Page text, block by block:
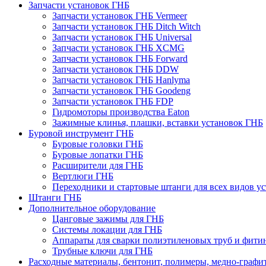
Запчасти установок ГНБ
Запчасти установок ГНБ Vermeer
Запчасти установок ГНБ Ditch Witch
Запчасти установок ГНБ Universal
Запчасти установок ГНБ XCMG
Запчасти установок ГНБ Forward
Запчасти установок ГНБ DDW
Запчасти установок ГНБ Hanlyma
Запчасти установок ГНБ Goodeng
Запчасти установок ГНБ FDP
Гидромоторы производства Eaton
Зажимные клинья, плашки, вставки установок ГНБ
Буровой инструмент ГНБ
Буровые головки ГНБ
Буровые лопатки ГНБ
Расширители для ГНБ
Вертлюги ГНБ
Переходники и стартовые штанги для всех видов
Штанги ГНБ
Дополнительное оборудование
Цанговые зажимы для ГНБ
Системы локации для ГНБ
Аппараты для сварки полиэтиленовых труб и
Трубные ключи для ГНБ
Расходные материалы, бентонит, полимеры, медно-